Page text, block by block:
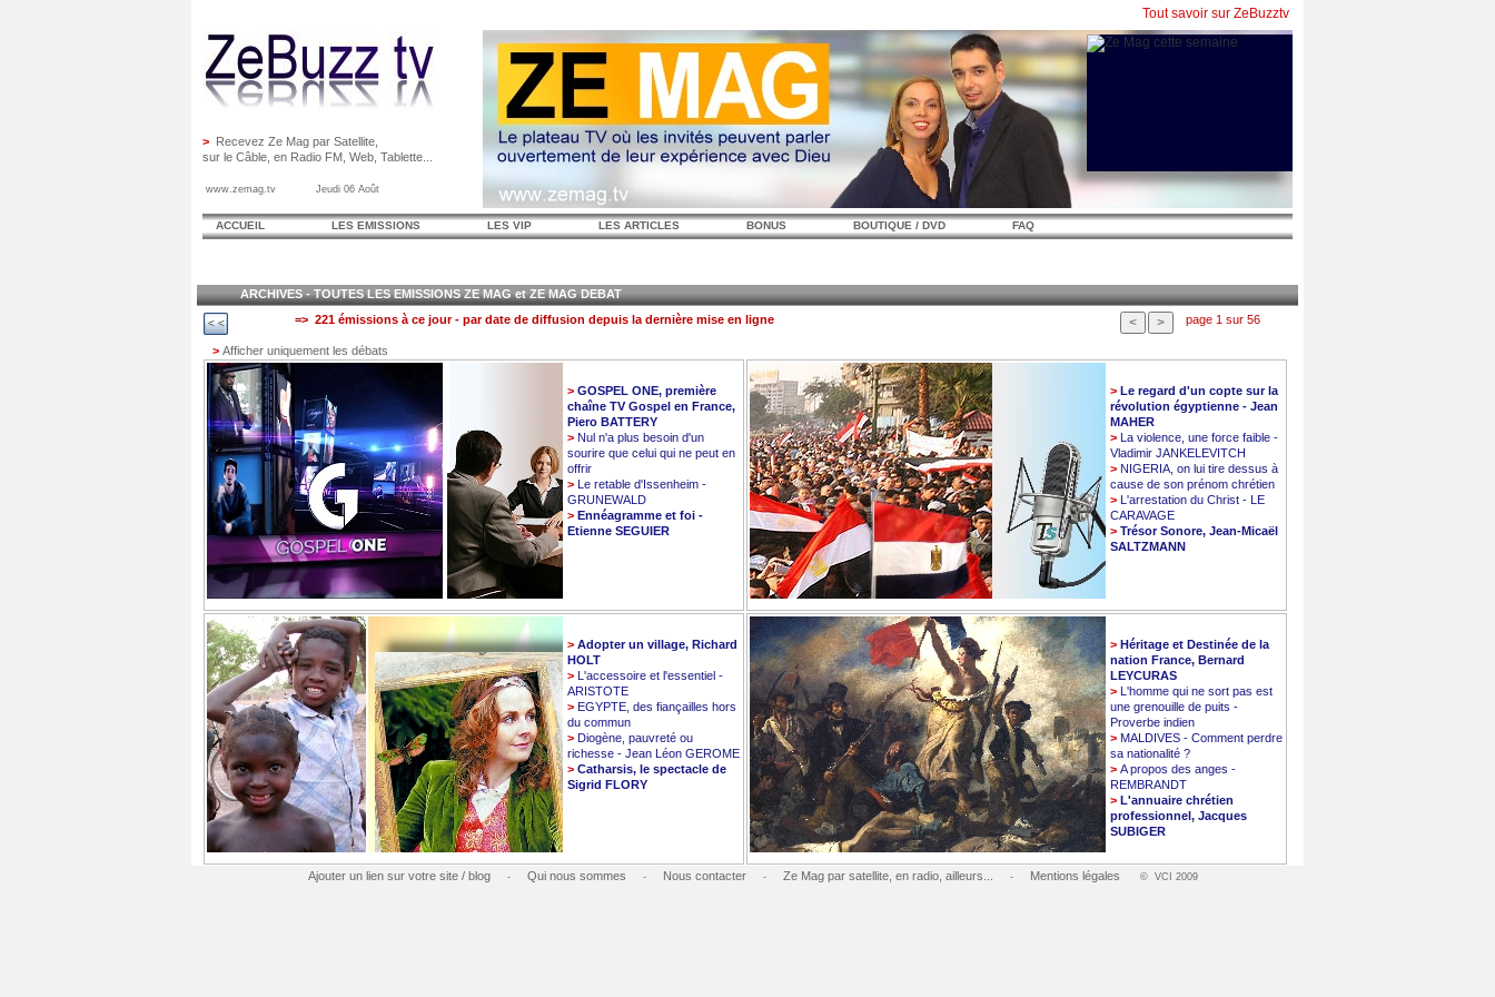
> Recevez Ze Mag par Satellite,
sur le Câble, en Radio FM, Web, Tablette...
www.zemag.tv Jeudi 06 Août
Tout savoir sur ZeBuzztv
ACCUEIL LES EMISSIONS LES VIP LES ARTICLES BONUS BOUTIQUE / DVD FAQ
ARCHIVES - TOUTES LES EMISSIONS ZE MAG et ZE MAG DEBAT
=> 221 émissions à ce jour - par date de diffusion depuis la dernière mise en ligne
page 1 sur 56
> Afficher uniquement les débats
> GOSPEL ONE, première
chaîne TV Gospel en France,
Piero BATTERY
> Nul n'a plus besoin d'un
sourire que celui qui ne peut en
offrir
> Le retable d'Issenheim -
GRUNEWALD
> Ennéagramme et foi -
Etienne SEGUIER
> Le regard d'un copte sur la
révolution égyptienne - Jean
MAHER
> La violence, une force faible -
Vladimir JANKELEVITCH
> NIGERIA, on lui tire dessus à
cause de son prénom chrétien
> L'arrestation du Christ - LE
CARAVAGE
> Trésor Sonore, Jean-Micaël
SALTZMANN
> Adopter un village, Richard
HOLT
> L'accessoire et l'essentiel -
ARISTOTE
> EGYPTE, des fiançailles hors
du commun
> Diogène, pauvreté ou
richesse - Jean Léon GEROME
> Catharsis, le spectacle de
Sigrid FLORY
> Héritage et Destinée de la
nation France, Bernard
LEYCURAS
> L'homme qui ne sort pas est
une grenouille de puits -
Proverbe indien
> MALDIVES - Comment perdre
sa nationalité ?
> A propos des anges -
REMBRANDT
> L'annuaire chrétien
professionnel, Jacques
SUBIGER
Ajouter un lien sur votre site / blog - Qui nous sommes - Nous contacter - Ze Mag par satellite, en radio, ailleurs... - Mentions légales © VCI 2009